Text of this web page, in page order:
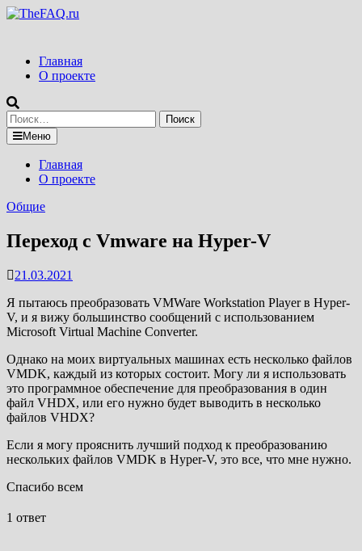
Перейти
Главная
О проекте
Найти:
Меню
Главная
О проекте
Общие
Переход с Vmware на Hyper-V
21.03.2021
Я пытаюсь преобразовать VMWare Workstation Player в Hyper-
V, и я вижу большинство сообщений с использованием
Microsoft Virtual Machine Converter.
Однако на моих виртуальных машинах есть несколько файлов
VMDK, каждый из которых состоит. Могу ли я использовать
это программное обеспечение для преобразования в один
файл VHDX, или его нужно будет выводить в несколько
файлов VHDX?
Если я могу прояснить лучший подход к преобразованию
нескольких файлов VMDK в Hyper-V, это все, что мне нужно.
Спасибо всем
1 ответ